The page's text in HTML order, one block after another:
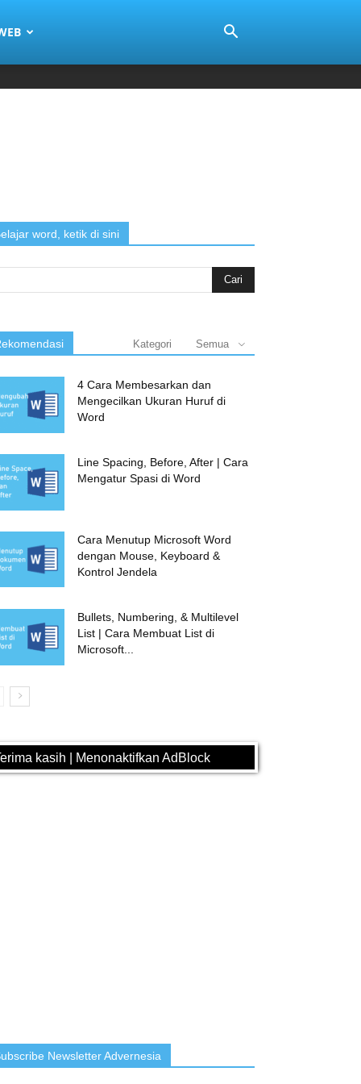
word, ketik di sini
Kategori Semua
4 Cara Membesarkan dan
Mengecilkan Ukuran Huruf di
Word
Line Spacing, Before, After | Cara
Mengatur Spasi di Word
Cara Menutup Microsoft Word
dengan Mouse, Keyboard &
Kontrol Jendela
Bullets, Numbering, & Multilevel
List | Cara Membuat List di
Microsoft...
kasih | Menonaktifkan AdBlock
Newsletter Advernesia